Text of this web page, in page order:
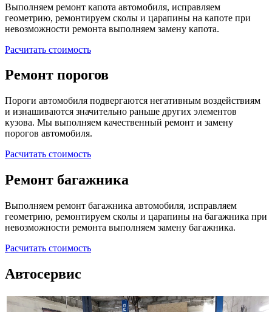
Выполняем ремонт капота автомобиля, исправляем
геометрию, ремонтируем сколы и царапины на капоте при
невозможности ремонта выполняем замену капота.
Расчитать стоимость
Ремонт порогов
Пороги автомобиля подвергаются негативным воздействиям
и изнашиваются значительно раньше других элементов
кузова. Мы выполняем качественный ремонт и замену
порогов автомобиля.
Расчитать стоимость
Ремонт багажника
Выполняем ремонт багажника автомобиля, исправляем
геометрию, ремонтируем сколы и царапины на багажника при
невозможности ремонта выполняем замену багажника.
Расчитать стоимость
Автосервис